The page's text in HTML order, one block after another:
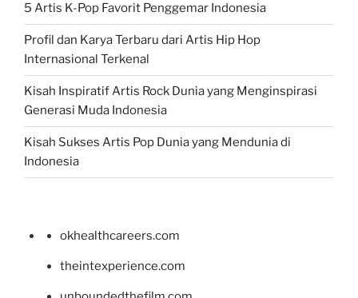
5 Artis K-Pop Favorit Penggemar Indonesia
Profil dan Karya Terbaru dari Artis Hip Hop
Internasional Terkenal
Kisah Inspiratif Artis Rock Dunia yang Menginspirasi
Generasi Muda Indonesia
Kisah Sukses Artis Pop Dunia yang Mendunia di
Indonesia
okhealthcareers.com
theintexperience.com